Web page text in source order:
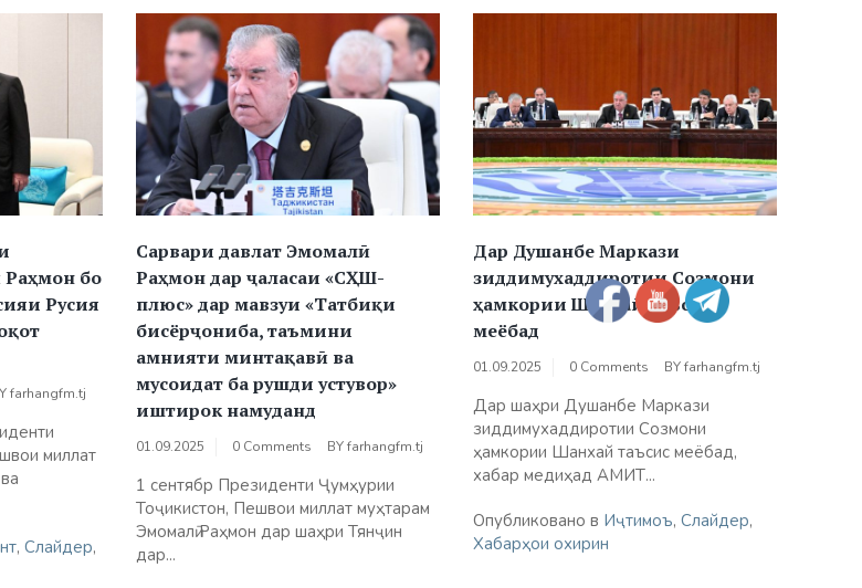
бо
Русия
farhangfm.tj
миллат
, Слайдер,
Сарвари давлат Эмомалӣ
Раҳмон дар ҷаласаи «СҲШ-
плюс» дар мавзуи «Татбиқи
бисёрҷониба, таъмини
амнияти минтақавӣ ва
мусоидат ба рушди устувор»
иштирок намуданд
01.09.2025 0 Comments BYfarhangfm.tj
​1 сентябр Президенти Ҷумҳурии
Тоҷикистон, Пешвои миллат муҳтарам
Эмомалӣ Раҳмон дар шаҳри Тянҷин
дар...
Дар Душанбе Маркази
зиддимухаддиротии Созмони
ҳамкории Шанхай таъсис
меёбад
01.09.2025 0 Comments BYfarhangfm.tj
Дар шаҳри Душанбе Маркази
зиддимухаддиротии Созмони
ҳамкории Шанхай таъсис меёбад,
хабар медиҳад АМИТ...
Опубликовано в Иҷтимоъ, Слайдер,
Хабарҳои охирин